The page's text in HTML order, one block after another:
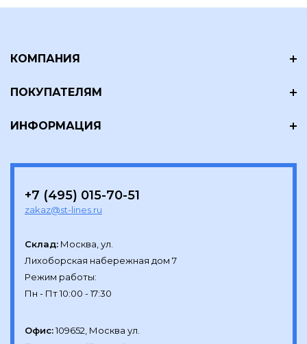
КОМПАНИЯ
ПОКУПАТЕЛЯМ
ИНФОРМАЦИЯ
+7 (495) 015-70-51
zakaz@st-lines.ru
Склад: Москва, ул.
Лихоборская набережная дом 7
Режим работы:
Офис:109652, Москва ул.